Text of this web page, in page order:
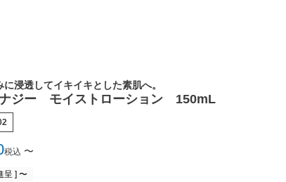
浸透してイキイキとした素肌へ。
ジー モイストローション 150mL
税込 〜
呈 ] 〜